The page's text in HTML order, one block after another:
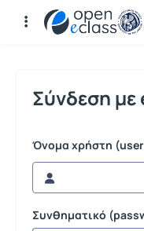
Σύνδεση
Σύνδεση με
Όνομα χρήστη
Συνθηματικό